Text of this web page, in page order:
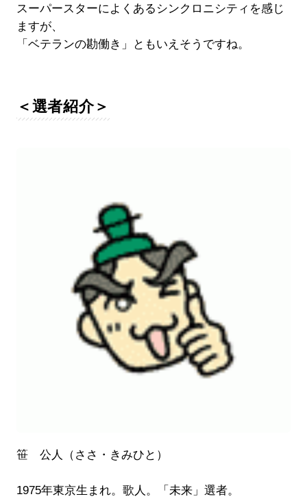
スーパースターによくあるシンクロニシティを感じ
ますが、
「ベテランの勘働き」ともいえそうですね。
＜選者紹介＞
笹 公人（ささ・きみひと）
1975年東京生まれ。歌人。「未来」選者。